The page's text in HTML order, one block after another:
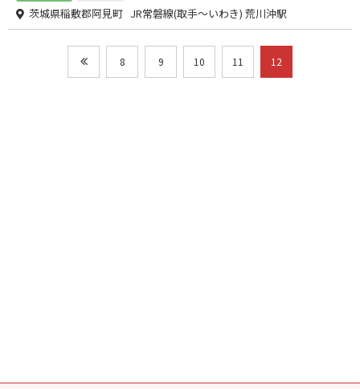
茨城県稲敷郡阿見町 JR常磐線(取手～いわき) 荒川沖駅
8 9 10 11 12